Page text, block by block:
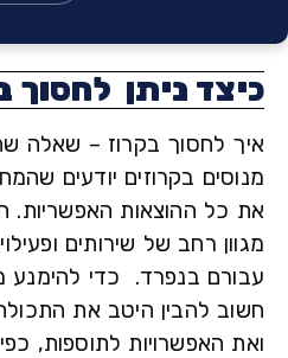
ניתן לחסוך
לחסוך בקרוז – שאלה שתמיד
בקרוזים יודעים שהמחיר
ההוצאות האפשריות.
רחב של שירותים ופעילויות
בנפרד. כדי להימנע
להבין היטב את התכולה של
האפשרויות לתוספות, כפי